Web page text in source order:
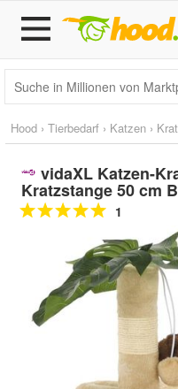
Hood › Tierbedarf › Katzen ›
vidaXL Katzen-
Kratzstange 50 cm
1